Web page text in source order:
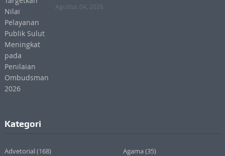
Agustus 04, 2026
Kategori
Advetorial (168) Agama (35)